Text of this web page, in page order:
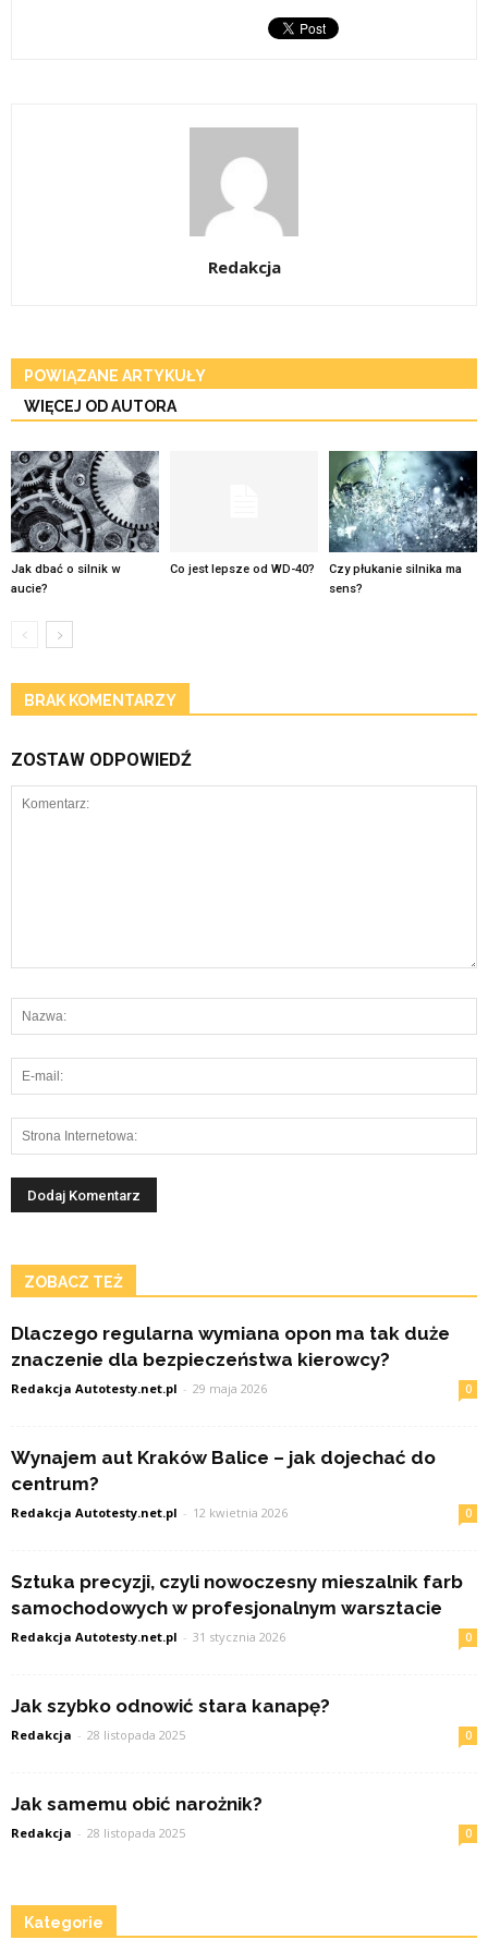
Redakcja
POWIĄZANE ARTYKUŁY
WIĘCEJ OD AUTORA
Jak dbać o silnik w
aucie?
Co jest lepsze od WD-40?
Czy płukanie silnika ma
sens?
BRAK KOMENTARZY
ZOSTAW ODPOWIEDŹ
ZOBACZ TEŻ
Dlaczego regularna wymiana opon ma tak duże
znaczenie dla bezpieczeństwa kierowcy?
Redakcja Autotesty.net.pl - 29 maja 2026 0
Wynajem aut Kraków Balice – jak dojechać do
centrum?
Redakcja Autotesty.net.pl - 12 kwietnia 2026 0
Sztuka precyzji, czyli nowoczesny mieszalnik farb
samochodowych w profesjonalnym warsztacie
Redakcja Autotesty.net.pl - 31 stycznia 2026 0
Jak szybko odnowić stara kanapę?
Redakcja - 28 listopada 2025 0
Jak samemu obić narożnik?
Redakcja - 28 listopada 2025 0
Kategorie